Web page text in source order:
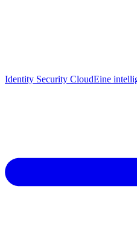
Identity Security CloudEine